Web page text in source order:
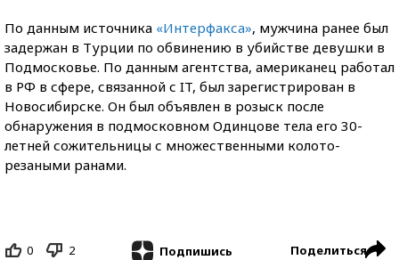
По данным источника «Интерфакса», мужчина ранее был
задержан в Турции по обвинению в убийстве девушки в
Подмосковье. По данным агентства, американец работал
в РФ в сфере, связанной с IT, был зарегистрирован в
Новосибирске. Он был объявлен в розыск после
обнаружения в подмосковном Одинцове тела его 30-
летней сожительницы с множественными колото-
резаными ранами.
0 2 Подпишись Поделиться